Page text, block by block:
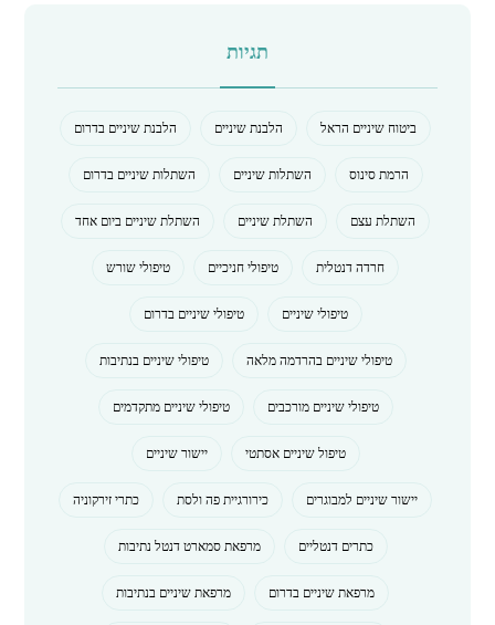
תגיות
ביטוח שיניים הראל הלבנת שיניים
הלבנת שיניים בדרום
הרמת סינוס
השתלות שיניים
השתלות שיניים בדרום
השתלת עצם
השתלת שיניים
השתלת שיניים ביום אחד
חרדה דנטלית
טיפולי חניכיים
טיפולי שורש
טיפולי שיניים
טיפולי שיניים בדרום
טיפולי שיניים בהרדמה מלאה
טיפולי שיניים בנתיבות
טיפולי שיניים מורכבים
טיפולי שיניים מתקדמים
טיפול שיניים אסתטי
יישור שיניים
יישור שיניים למבוגרים
כירורגיית פה ולסת
כתרי זירקוניה
כתרים דנטליים
מרפאת סמארט דנטל נתיבות
מרפאת שיניים בדרום
מרפאת שיניים בנתיבות